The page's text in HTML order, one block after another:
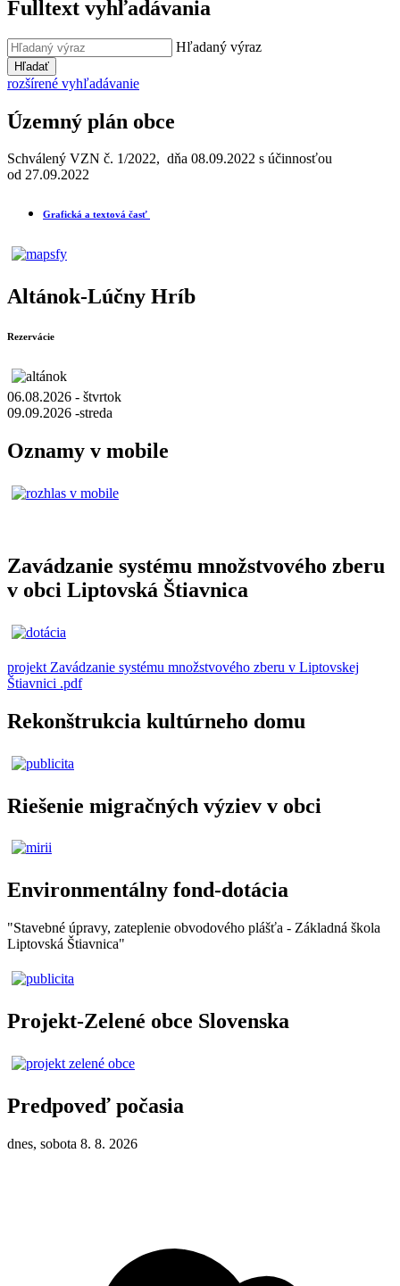
Fulltext vyhľadávania
Hľadaný výraz
Hľadať
rozšírené vyhľadávanie
Územný plán obce
Schválený VZN č. 1/2022, dňa 08.09.2022 s účinnosťou
od 27.09.2022
Grafická a textová časť
Altánok-Lúčny Hríb
Rezervácie
06.08.2026 - štvrtok
09.09.2026 -streda
Oznamy v mobile
Zavádzanie systému množstvového zberu
v obci Liptovská Štiavnica
projekt Zavádzanie systému množstvového zberu v Liptovskej
Štiavnici .pdf
Rekonštrukcia kultúrneho domu
Riešenie migračných výziev v obci
Environmentálny fond-dotácia
"Stavebné úpravy, zateplenie obvodového plášťa - Základná škola
Liptovská Štiavnica"
Projekt-Zelené obce Slovenska
Predpoveď počasia
dnes, sobota 8. 8. 2026